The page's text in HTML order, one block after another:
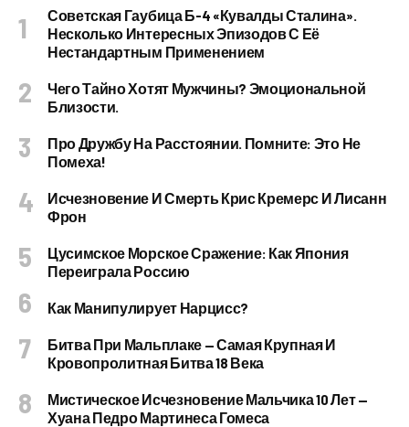
Советская Гаубица Б-4 «Кувалды Сталина».
Несколько Интересных Эпизодов С Её
Нестандартным Применением
Чего Тайно Хотят Мужчины? Эмоциональной
Близости.
Про Дружбу На Расстоянии. Помните: Это Не
Помеха!
Исчезновение И Смерть Крис Кремерс И Лисанн
Фрон
Цусимское Морское Сражение: Как Япония
Переиграла Россию
Как Манипулирует Нарцисс?
Битва При Мальплаке — Самая Крупная И
Кровопролитная Битва 18 Века
Мистическое Исчезновение Мальчика 10 Лет —
Хуана Педро Мартинеса Гомеса